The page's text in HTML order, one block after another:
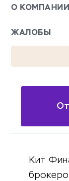
О КОМПАНИИ
ЖАЛОБЫ
Кит